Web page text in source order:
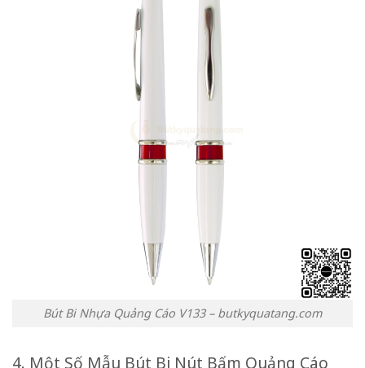
Bút Bi Nhựa Quảng Cáo V133 – butkyquatang.com
4. Một Số Mẫu Bút Bi Nút Bấm Quảng Cáo